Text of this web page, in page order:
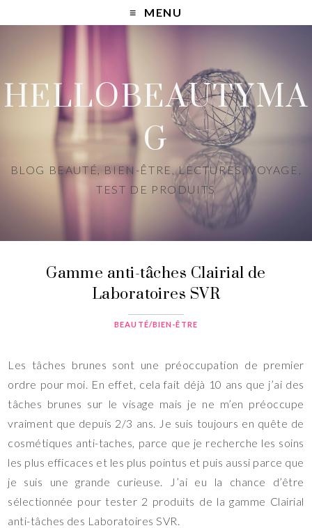
MENU
HELLOBEAUTYMA
G
BLOG BEAUTÉ, BIEN-ÊTRE, LECTURES, VOYAGE,
TEST DE PRODUITS
Gamme anti-tâches Clairial de
Laboratoires SVR
BEAUTÉ/BIEN-ÊTRE
Les tâches brunes sont une préoccupation de premier
ordre pour moi. En effet, cela fait déjà 10 ans que j’ai des
tâches brunes sur le visage mais je ne m’en préoccupe
vraiment que depuis 2/3 ans. Je suis toujours en quête de
cosmétiques anti-taches, parce que je recherche les soins
les plus efficaces et les plus pointus et puis aussi parce que
je suis une grande curieuse. J’ai eu la chance d’être
sélectionnée pour tester 2 produits de la gamme Clairial
anti-tâches des Laboratoires SVR.